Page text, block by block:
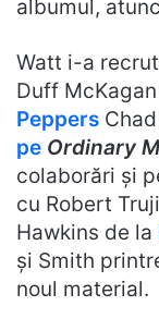
albumul,
Watt i-a
Duff
Peppers
pe Ordinary
colaborări și
cu Robert
Hawkins de la
și Smith
noul material.